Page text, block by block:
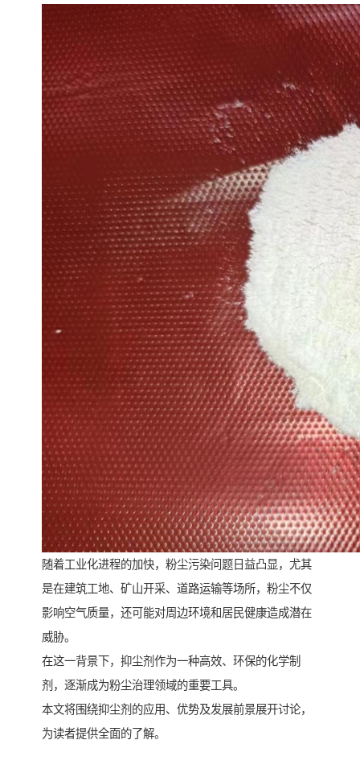
随着工业化进程的加快，粉尘污染问题日益凸显，尤其
是在建筑工地、矿山开采、道路运输等场所，粉尘不仅
影响空气质量，还可能对周边环境和居民健康造成潜在
威胁。
在这一背景下，抑尘剂作为一种高效、环保的化学制
剂，逐渐成为粉尘治理领域的重要工具。
本文将围绕抑尘剂的应用、优势及发展前景展开讨论，
为读者提供全面的了解。